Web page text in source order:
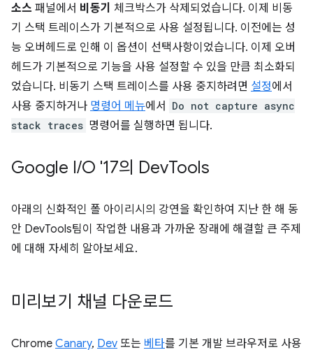
소스 패널에서 비동기 체크박스가 삭제되었습니다. 이제 비동
기 스택 트레이스가 기본적으로 사용 설정됩니다. 이전에는 성
능 오버헤드로 인해 이 옵션이 선택사항이었습니다. 이제 오버
헤드가 기본적으로 기능을 사용 설정할 수 있을 만큼 최소화되
었습니다. 비동기 스택 트레이스를 사용 중지하려면 설정에서
사용 중지하거나 명령어 메뉴에서
Do not capture async
stack traces 명령어를 실행하면 됩니다.
Google I/O '17의 DevTools
아래의 신화적인 폴 아이리시의 강연을 확인하여 지난 한 해 동
안 DevTools팀이 작업한 내용과 가까운 장래에 해결할 큰 주제
에 대해 자세히 알아보세요.
미리보기 채널 다운로드
Chrome Canary, Dev 또는 베타를 기본 개발 브라우저로 사용